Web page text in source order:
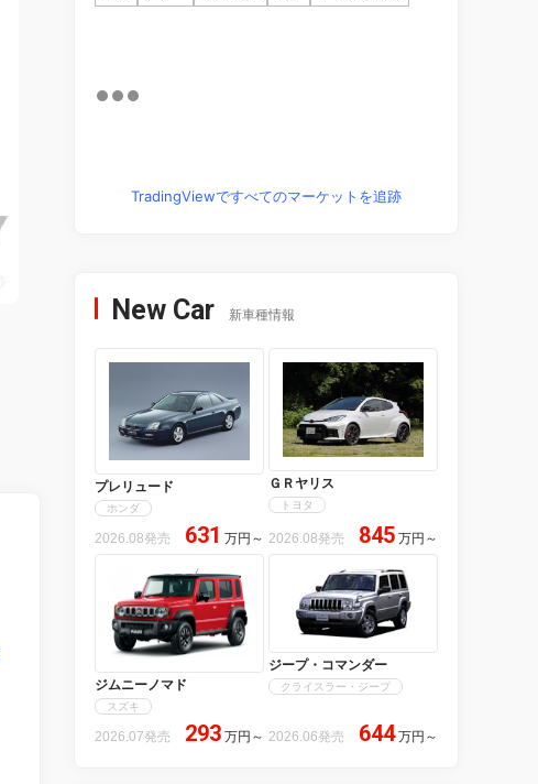
TradingViewですべてのマーケットを追跡
New Car 新車種情報
プレリュード
ホンダ
2026.08発売 631 万円 ～
ＧＲヤリス
トヨタ
2026.08発売 845 万円 ～
ジムニーノマド
スズキ
2026.07発売 293 万円 ～
ジープ・コマンダー
クライスラー・ジープ
2026.06発売 644万円 ～